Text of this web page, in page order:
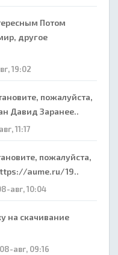
Потом
другое
19:02
пожалуйста,
Давид Заранее..
11:17
пожалуйста,
aume.ru/19..
авг, 10:04
на скачивание
08-авг, 09:16